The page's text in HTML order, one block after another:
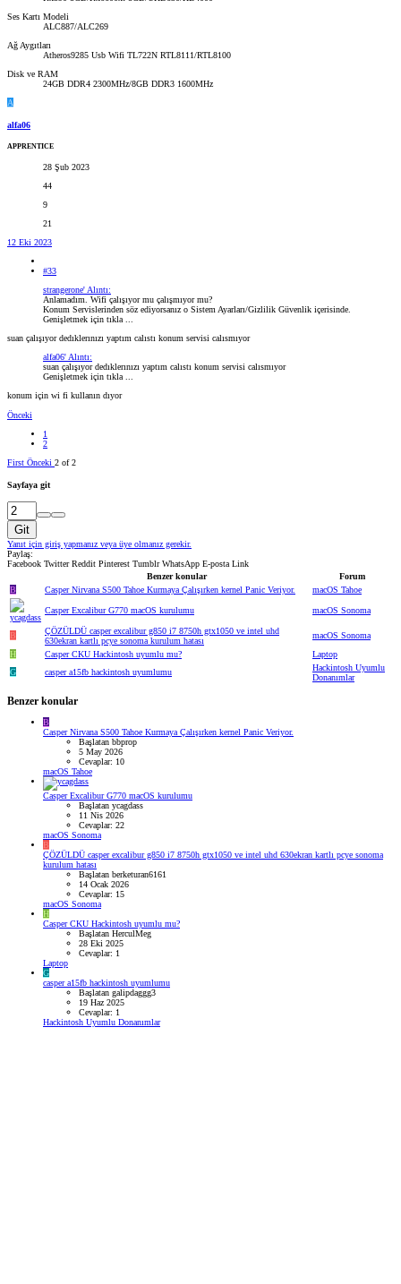
Ses Kartı Modeli
ALC887/ALC269
Ağ Aygıtları
Atheros9285 Usb Wifi TL722N RTL8111/RTL8100
Disk ve RAM
24GB DDR4 2300MHz/8GB DDR3 1600MHz
A
alfa06
APPRENTICE
28 Şub 2023
44
9
21
12 Eki 2023
#33
strangerone' Alıntı:
Anlamadım. Wifi çalışıyor mu çalışmıyor mu?
Konum Servislerinden söz ediyorsanız o Sistem Ayarları/Gizlilik Güvenlik içerisinde.
Genişletmek için tıkla ...
suan çalışıyor dedıklerınızı yaptım calıstı konum servisi calısmıyor
alfa06' Alıntı:
suan çalışıyor dedıklerınızı yaptım calıstı konum servisi calısmıyor
Genişletmek için tıkla ...
konum için wi fi kullanın dıyor
Önceki
1
2
First Önceki 2 of 2
Sayfaya git
Git
Yanıt için giriş yapmanız veya üye olmanız gerekir.
Paylaş:
Facebook Twitter Reddit Pinterest Tumblr WhatsApp E-posta Link
Benzer konular
Forum
B
Casper Nirvana S500 Tahoe Kurmaya Çalışırken kernel Panic Veriyor. macOS Tahoe
Casper Excalibur G770 macOS kurulumu macOS Sonoma
B ÇÖZÜLDÜ casper excalibur g850 i7 8750h gtx1050 ve intel uhd
630ekran kartlı pcye sonoma kurulum hatası
macOS Sonoma
H
Casper CKU Hackintosh uyumlu mu?
Laptop
G
casper a15fb hackintosh uyumlumu
Hackintosh Uyumlu
Donanımlar
Benzer konular
B
Casper Nirvana S500 Tahoe Kurmaya Çalışırken kernel Panic Veriyor.
Başlatan bbprop
5 May 2026
Cevaplar: 10
macOS Tahoe
Casper Excalibur G770 macOS kurulumu
Başlatan ycagdass
11 Nis 2026
Cevaplar: 22
macOS Sonoma
B
ÇÖZÜLDÜ casper excalibur g850 i7 8750h gtx1050 ve intel uhd 630ekran kartlı pcye sonoma
kurulum hatası
Başlatan berketuran6161
14 Ocak 2026
Cevaplar: 15
macOS Sonoma
H
Casper CKU Hackintosh uyumlu mu?
Başlatan HerculMeg
28 Eki 2025
Cevaplar: 1
Laptop
G
casper a15fb hackintosh uyumlumu
Başlatan galipdaggg3
19 Haz 2025
Cevaplar: 1
Hackintosh Uyumlu Donanımlar